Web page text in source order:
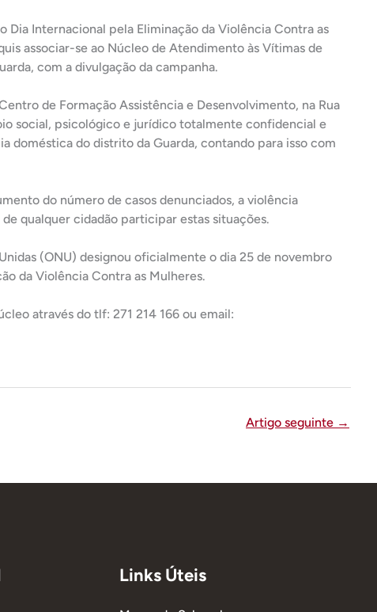
Dia Internacional pela Eliminação da Violência Contra as
associar-se ao Núcleo de Atendimento às Vítimas de
com a divulgação da campanha.
de Formação Assistência e Desenvolvimento, na Rua
social, psicológico e jurídico totalmente confidencial e
doméstica do distrito da Guarda, contando para isso com
do número de casos denunciados, a violência
qualquer cidadão participar estas situações.
(ONU) designou oficialmente o dia 25 de novembro
da Violência Contra as Mulheres.
através do tlf: 271 214 166 ou email:
Artigo seguinte →
Links Úteis